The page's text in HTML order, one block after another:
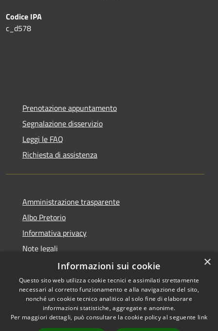
Codice IPA
c_d578
Prenotazione appuntamento
Segnalazione disservizio
Leggi le FAQ
Richiesta di assistenza
Amministrazione trasparente
Albo Pretorio
Informativa privacy
Note legali
Dichiarazione di accessibilità
RSS
Accessibilità
Copyright © 2026 • Comune di
×
Informazioni sui cookie
Questo sito web utilizza cookie tecnici e assimilati strettamente
necessari al corretto funzionamento e alla navigazione del sito,
nonché un cookie tecnico analitico al solo fine di elaborare
informazioni statistiche, aggregate e anonime.
Per maggiori dettagli, può consultare la cookie policy al seguente link